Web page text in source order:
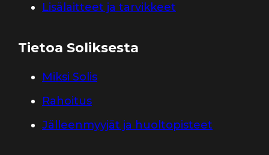
Lisälaitteet ja tarvikkeet
Tietoa Soliksesta
Miksi Solis
Rahoitus
Jälleenmyyjät ja huoltopisteet